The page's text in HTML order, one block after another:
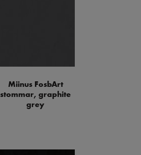
Miinus FosbArt
stommar, graphite
grey